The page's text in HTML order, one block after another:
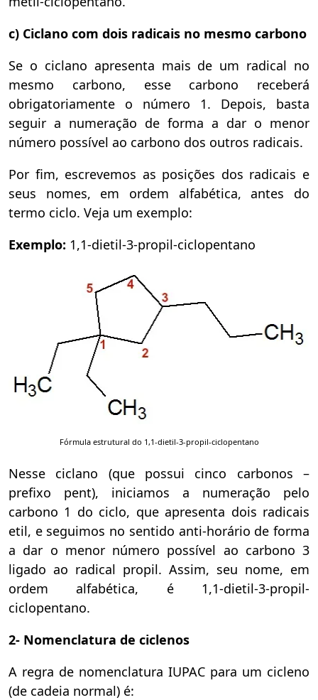
c) Ciclano com dois radicais no mesmo carbono
Se o ciclano apresenta mais de um radical no
mesmo carbono, esse carbono receberá
obrigatoriamente o número 1. Depois, basta
seguir a numeração de forma a dar o menor
número possível ao carbono dos outros radicais.
Por fim, escrevemos as posições dos radicais e
seus nomes, em ordem alfabética, antes do
termo ciclo. Veja um exemplo:
Exemplo: 1,1-dietil-3-propil-ciclopentano
Fórmula estrutural do 1,1-dietil-3-propil-ciclopentano
Nesse ciclano (que possui cinco carbonos –
prefixo pent), iniciamos a numeração pelo
carbono 1 do ciclo, que apresenta dois radicais
etil, e seguimos no sentido anti-horário de forma
a dar o menor número possível ao carbono 3
ligado ao radical propil. Assim, seu nome, em
ordem alfabética, é 1,1-dietil-3-propil-
ciclopentano.
2- Nomenclatura de ciclenos
A regra de nomenclatura IUPAC para um cicleno
(de cadeia normal) é: